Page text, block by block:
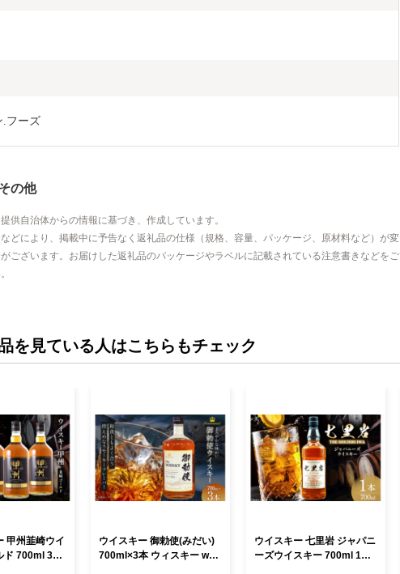
.フーズ
の他
供自治体からの情報に基づき、作成しています。
どにより、掲載中に予告なく返礼品の仕様（規格、容量、パッケージ、原材料など）が変
ございます。お届けした返礼品のパッケージやラベルに記載されている注意書きなどをご
を見ている人はこちらもチェック
甲州韮崎ウイ
ド 700ml 3本
ウイスキー 御勅使(みだい)
700ml×3本 ウィスキー whi
ウイスキー 七里岩 ジャパニ
ーズウイスキー 700ml 1本